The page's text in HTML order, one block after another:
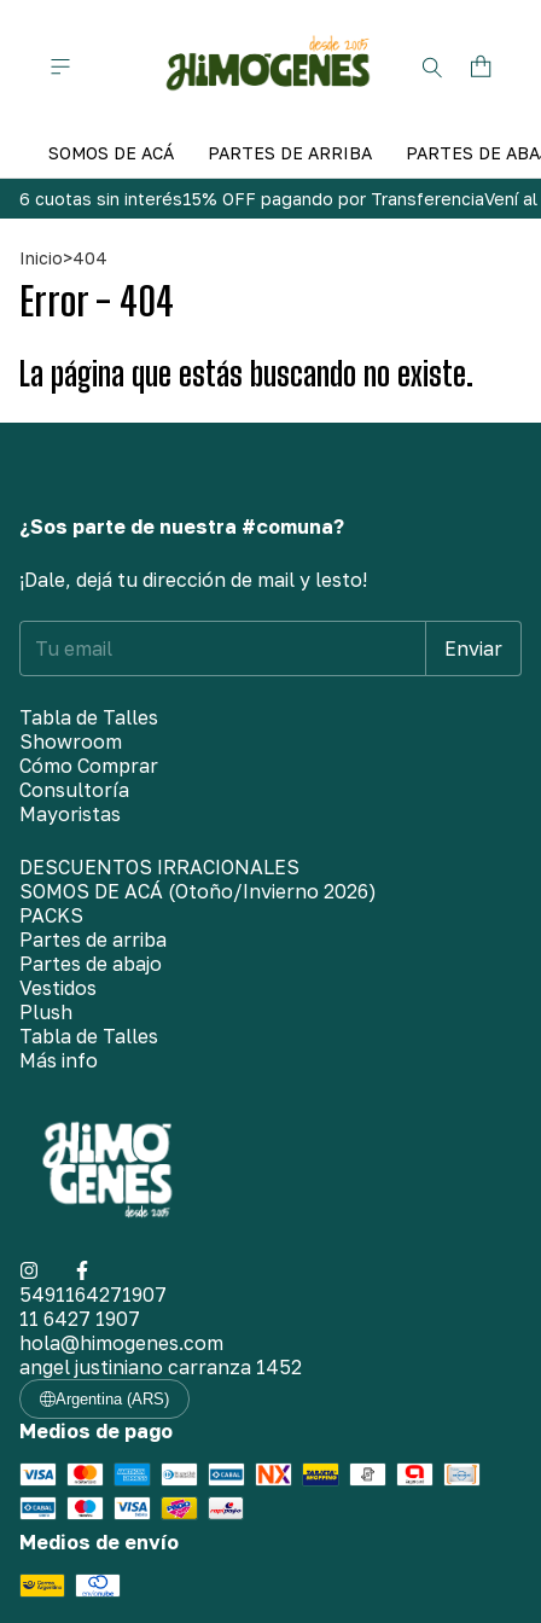
SOMOS DE ACÁ PARTES DE ARRIBA PARTES DE
6 cuotas sin interés15% OFF pagando por TransferenciaVení
Inicio>404
Error - 404
La página que estás buscando no existe.
¿Sos parte de nuestra #comuna?
¡Dale, dejá tu dirección de mail y lesto!
Tabla de Talles
Showroom
Cómo Comprar
Consultoría
Mayoristas
DESCUENTOS IRRACIONALES
SOMOS DE ACÁ (Otoño/Invierno 2026)
PACKS
Partes de arriba
Partes de abajo
Vestidos
Plush
Tabla de Talles
Más info
5491164271907
11 6427 1907
hola@himogenes.com
angel justiniano carranza 1452
Argentina (ARS)
Medios de pago
Medios de envío